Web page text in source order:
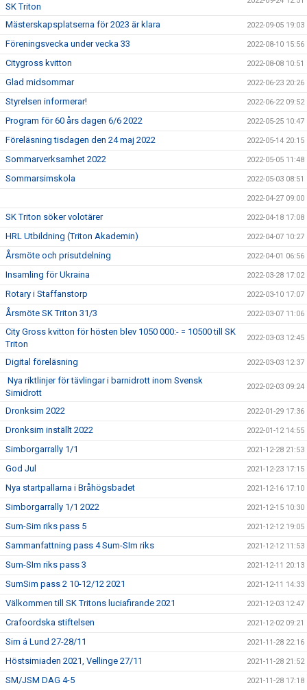
SK Triton
Mästerskapsplatserna för 2023 är klara 2022-09-05 19:03
Föreningsvecka under vecka 33 2022-08-10 15:56
Citygross kvitton 2022-08-08 10:51
Glad midsommar 2022-06-23 20:26
Styrelsen informerar! 2022-06-22 09:52
Program för 60 års dagen 6/6 2022 2022-05-25 10:47
Föreläsning tisdagen den 24 maj 2022 2022-05-14 20:15
Sommarverksamhet 2022 2022-05-05 11:48
Sommarsimskola 2022-05-03 08:51
2022-04-27 09:00
SK Triton söker volotärer 2022-04-18 17:08
HRL Utbildning (Triton Akademin) 2022-04-07 10:27
Årsmöte och prisutdelning 2022-04-01 06:56
Insamling för Ukraina 2022-03-28 17:02
Rotary i Staffanstorp 2022-03-10 17:07
Årsmöte SK Triton 31/3 2022-03-07 11:06
City Gross kvitton för hösten blev 1050 000:- = 10500 till SK
Triton
2022-03-03 12:45
Digital föreläsning 2022-03-03 12:37
Nya riktlinjer för tävlingar i barnidrott inom Svensk
Simidrott
2022-02-03 09:24
Dronksim 2022 2022-01-29 17:36
Dronksim inställt 2022 2022-01-12 14:55
Simborgarrally 1/1 2021-12-28 21:53
God Jul 2021-12-23 17:15
Nya startpallarna i Bråhögsbadet 2021-12-16 17:10
Simborgarrally 1/1 2022 2021-12-15 10:30
Sum-Sim riks pass 5 2021-12-12 19:05
Sammanfattning pass 4 Sum-SIm riks 2021-12-12 11:53
Sum-SIm riks pass 3 2021-12-11 20:13
SumSim pass 2 10-12/12 2021 2021-12-11 14:33
Välkommen till SK Tritons luciafirande 2021 2021-12-03 12:47
Crafoordska stiftelsen 2021-12-02 09:21
Sim á Lund 27-28/11 2021-11-28 22:16
Höstsimiaden 2021, Vellinge 27/11 2021-11-28 21:52
SM/JSM DAG 4-5 2021-11-28 17:18